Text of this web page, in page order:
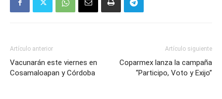
Artículo anterior
Vacunarán este viernes en
Cosamaloapan y Córdoba
Artículo siguiente
Coparmex lanza la campaña
“Participo, Voto y Exijo”